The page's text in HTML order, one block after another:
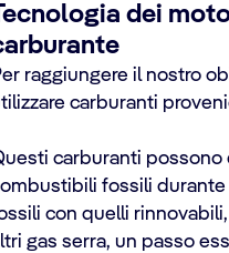
dei
raggiungere il nostro
carburanti
carburanti possono
fossili
con quelli
gas serra, un passo